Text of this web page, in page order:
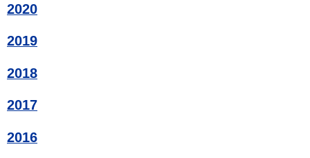
2020
2019
2018
2017
2016